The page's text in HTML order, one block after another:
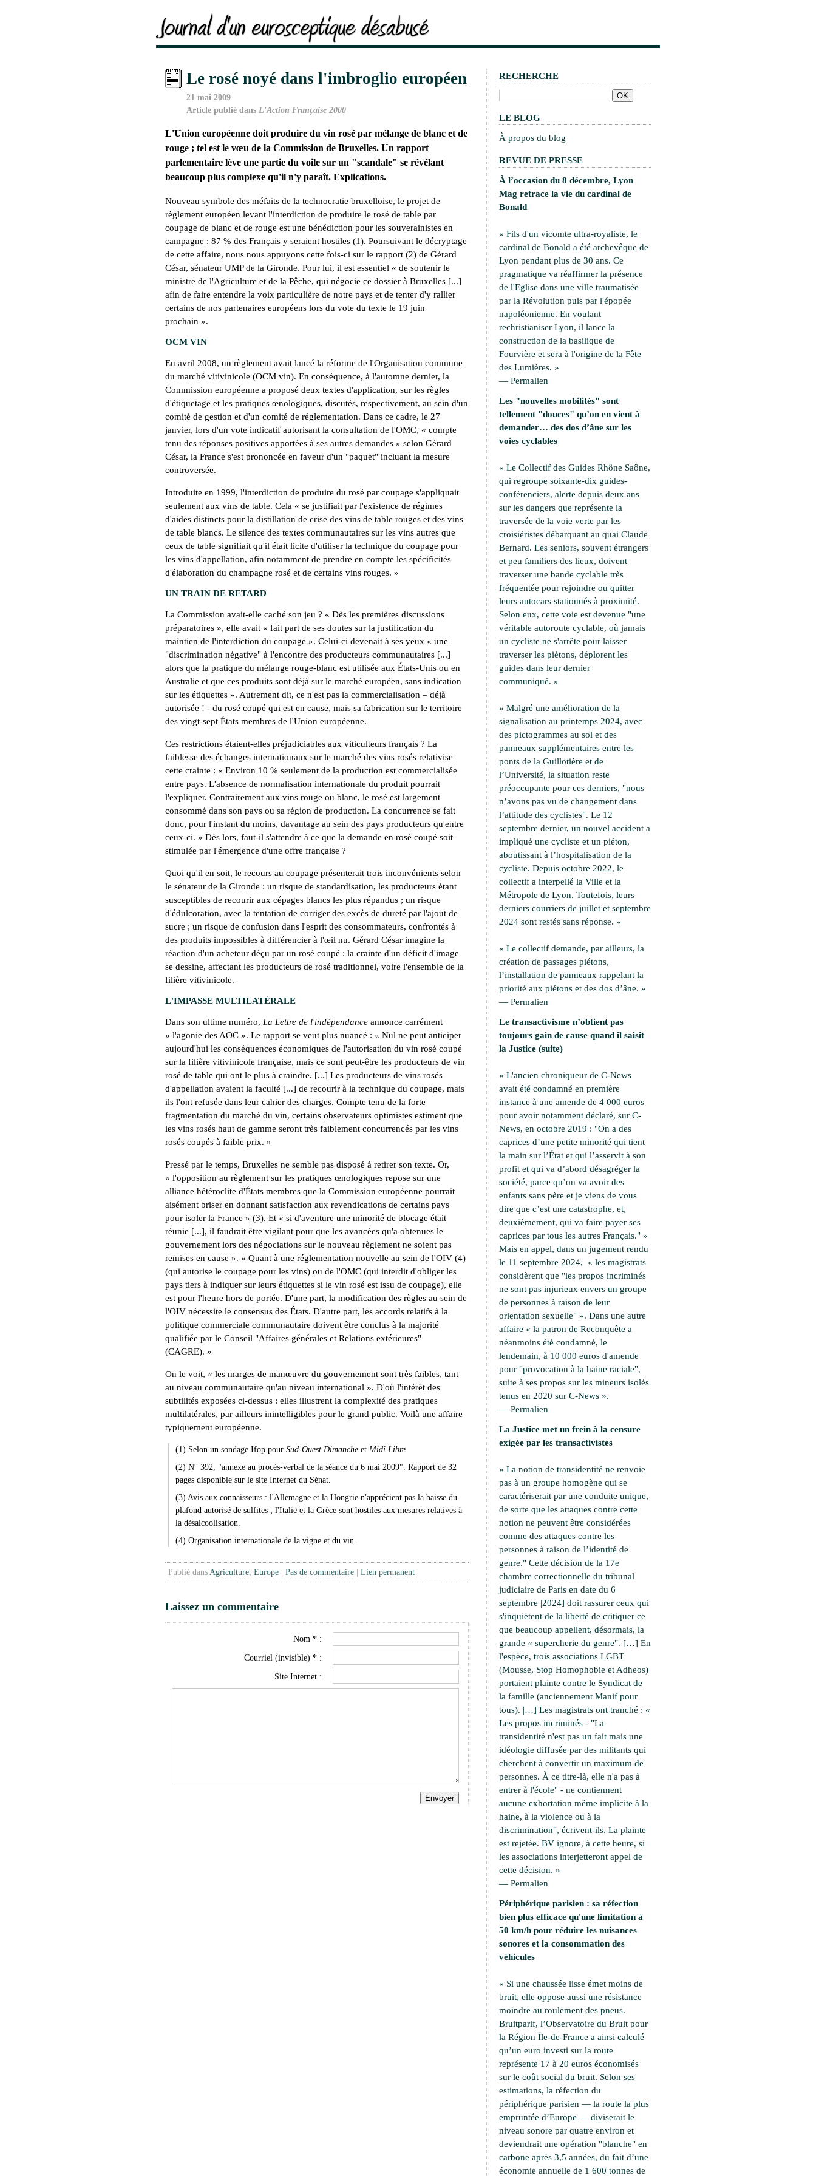
RECHERCHE
LE BLOG
À propos du blog
REVUE DE PRESSE
À l’occasion du 8 décembre, Lyon
Mag retrace la vie du cardinal de
Bonald
« Fils d'un vicomte ultra-royaliste, le
cardinal de Bonald a été archevêque de
Lyon pendant plus de 30 ans. Ce
pragmatique va réaffirmer la présence
de l'Eglise dans une ville traumatisée
par la Révolution puis par l'épopée
napoléonienne. En voulant
rechristianiser Lyon, il lance la
construction de la basilique de
Fourvière et sera à l'origine de la Fête
des Lumières. »
— Permalien
Les "nouvelles mobilités" sont
tellement "douces" qu’on en vient à
demander… des dos d’âne sur les
voies cyclables
« Le Collectif des Guides Rhône Saône,
qui regroupe soixante-dix guides-
conférenciers, alerte depuis deux ans
sur les dangers que représente la
traversée de la voie verte par les
croisiéristes débarquant au quai Claude
Bernard. Les seniors, souvent étrangers
et peu familiers des lieux, doivent
traverser une bande cyclable très
fréquentée pour rejoindre ou quitter
leurs autocars stationnés à proximité.
Selon eux, cette voie est devenue "une
véritable autoroute cyclable, où jamais
un cycliste ne s'arrête pour laisser
traverser les piétons, déplorent les
guides dans leur dernier
communiqué. »
« Malgré une amélioration de la
signalisation au printemps 2024, avec
des pictogrammes au sol et des
panneaux supplémentaires entre les
ponts de la Guillotière et de
l’Université, la situation reste
préoccupante pour ces derniers, "nous
n’avons pas vu de changement dans
l’attitude des cyclistes". Le 12
septembre dernier, un nouvel accident a
impliqué une cycliste et un piéton,
aboutissant à l’hospitalisation de la
cycliste. Depuis octobre 2022, le
collectif a interpellé la Ville et la
Métropole de Lyon. Toutefois, leurs
derniers courriers de juillet et septembre
2024 sont restés sans réponse. »
« Le collectif demande, par ailleurs, la
création de passages piétons,
l’installation de panneaux rappelant la
priorité aux piétons et des dos d’âne. »
— Permalien
Le transactivisme n’obtient pas
toujours gain de cause quand il saisit
la Justice (suite)
« L'ancien chroniqueur de C-News
avait été condamné en première
instance à une amende de 4 000 euros
pour avoir notamment déclaré, sur C-
News, en octobre 2019 : "On a des
caprices d’une petite minorité qui tient
la main sur l’État et qui l’asservit à son
profit et qui va d’abord désagréger la
société, parce qu’on va avoir des
enfants sans père et je viens de vous
dire que c’est une catastrophe, et,
deuxièmement, qui va faire payer ses
caprices par tous les autres Français." »
Mais en appel, dans un jugement rendu
le 11 septembre 2024, « les magistrats
considèrent que "les propos incriminés
ne sont pas injurieux envers un groupe
de personnes à raison de leur
orientation sexuelle" ». Dans une autre
affaire « la patron de Reconquête a
néanmoins été condamné, le
lendemain, à 10 000 euros d'amende
pour "provocation à la haine raciale",
suite à ses propos sur les mineurs isolés
tenus en 2020 sur C-News ».
— Permalien
La Justice met un frein à la censure
exigée par les transactivistes
« La notion de transidentité ne renvoie
pas à un groupe homogène qui se
caractériserait par une conduite unique,
de sorte que les attaques contre cette
notion ne peuvent être considérées
comme des attaques contre les
personnes à raison de l’identité de
genre." Cette décision de la 17e
chambre correctionnelle du tribunal
judiciaire de Paris en date du 6
septembre |2024] doit rassurer ceux qui
s'inquiètent de la liberté de critiquer ce
que beaucoup appellent, désormais, la
grande « supercherie du genre". […] En
l'espèce, trois associations LGBT
(Mousse, Stop Homophobie et Adheos)
portaient plainte contre le Syndicat de
la famille (anciennement Manif pour
tous). |…] Les magistrats ont tranché : «
Les propos incriminés - "La
transidentité n'est pas un fait mais une
idéologie diffusée par des militants qui
cherchent à convertir un maximum de
personnes. À ce titre-là, elle n'a pas à
entrer à l'école" - ne contiennent
aucune exhortation même implicite à la
haine, à la violence ou à la
discrimination", écrivent-ils. La plainte
est rejetée. BV ignore, à cette heure, si
les associations interjetteront appel de
cette décision. »
— Permalien
Périphérique parisien : sa réfection
bien plus efficace qu'une limitation à
50 km/h pour réduire les nuisances
sonores et la consommation des
véhicules
« Si une chaussée lisse émet moins de
bruit, elle oppose aussi une résistance
moindre au roulement des pneus.
Bruitparif, l’Observatoire du Bruit pour
la Région Île-de-France a ainsi calculé
qu’un euro investi sur la route
représente 17 à 20 euros économisés
sur le coût social du bruit. Selon ses
estimations, la réfection du
périphérique parisien — la route la plus
empruntée d’Europe — diviserait le
niveau sonore par quatre environ et
deviendrait une opération "blanche" en
carbone après 3,5 années, du fait d’une
économie annuelle de 1 600 tonnes de
Le rosé noyé dans l'imbroglio européen
21 mai 2009
Article publié dans L'Action Française 2000
L'Union européenne doit produire du vin rosé par mélange de blanc et de
rouge ; tel est le vœu de la Commission de Bruxelles. Un rapport
parlementaire lève une partie du voile sur un "scandale" se révélant
beaucoup plus complexe qu'il n'y paraît. Explications.
Nouveau symbole des méfaits de la technocratie bruxelloise, le projet de
règlement européen levant l'interdiction de produire le rosé de table par
coupage de blanc et de rouge est une bénédiction pour les souverainistes en
campagne : 87 % des Français y seraient hostiles (1). Poursuivant le décryptage
de cette affaire, nous nous appuyons cette fois-ci sur le rapport (2) de Gérard
César, sénateur UMP de la Gironde. Pour lui, il est essentiel « de soutenir le
ministre de l'Agriculture et de la Pêche, qui négocie ce dossier à Bruxelles [...]
afin de faire entendre la voix particulière de notre pays et de tenter d'y rallier
certains de nos partenaires européens lors du vote du texte le 19 juin
prochain ».
OCM VIN
En avril 2008, un règlement avait lancé la réforme de l'Organisation commune
du marché vitivinicole (OCM vin). En conséquence, à l'automne dernier, la
Commission européenne a proposé deux textes d'application, sur les règles
d'étiquetage et les pratiques œnologiques, discutés, respectivement, au sein d'un
comité de gestion et d'un comité de réglementation. Dans ce cadre, le 27
janvier, lors d'un vote indicatif autorisant la consultation de l'OMC, « compte
tenu des réponses positives apportées à ses autres demandes » selon Gérard
César, la France s'est prononcée en faveur d'un "paquet" incluant la mesure
controversée.
Introduite en 1999, l'interdiction de produire du rosé par coupage s'appliquait
seulement aux vins de table. Cela « se justifiait par l'existence de régimes
d'aides distincts pour la distillation de crise des vins de table rouges et des vins
de table blancs. Le silence des textes communautaires sur les vins autres que
ceux de table signifiait qu'il était licite d'utiliser la technique du coupage pour
les vins d'appellation, afin notamment de prendre en compte les spécificités
d'élaboration du champagne rosé et de certains vins rouges. »
UN TRAIN DE RETARD
La Commission avait-elle caché son jeu ? « Dès les premières discussions
préparatoires », elle avait « fait part de ses doutes sur la justification du
maintien de l'interdiction du coupage ». Celui-ci devenait à ses yeux « une
"discrimination négative" à l'encontre des producteurs communautaires [...]
alors que la pratique du mélange rouge-blanc est utilisée aux États-Unis ou en
Australie et que ces produits sont déjà sur le marché européen, sans indication
sur les étiquettes ». Autrement dit, ce n'est pas la commercialisation – déjà
autorisée ! - du rosé coupé qui est en cause, mais sa fabrication sur le territoire
des vingt-sept États membres de l'Union européenne.
Ces restrictions étaient-elles préjudiciables aux viticulteurs français ? La
faiblesse des échanges internationaux sur le marché des vins rosés relativise
cette crainte : « Environ 10 % seulement de la production est commercialisée
entre pays. L'absence de normalisation internationale du produit pourrait
l'expliquer. Contrairement aux vins rouge ou blanc, le rosé est largement
consommé dans son pays ou sa région de production. La concurrence se fait
donc, pour l'instant du moins, davantage au sein des pays producteurs qu'entre
ceux-ci. » Dès lors, faut-il s'attendre à ce que la demande en rosé coupé soit
stimulée par l'émergence d'une offre française ?
Quoi qu'il en soit, le recours au coupage présenterait trois inconvénients selon
le sénateur de la Gironde : un risque de standardisation, les producteurs étant
susceptibles de recourir aux cépages blancs les plus répandus ; un risque
d'édulcoration, avec la tentation de corriger des excès de dureté par l'ajout de
sucre ; un risque de confusion dans l'esprit des consommateurs, confrontés à
des produits impossibles à différencier à l'œil nu. Gérard César imagine la
réaction d'un acheteur déçu par un rosé coupé : la crainte d'un déficit d'image
se dessine, affectant les producteurs de rosé traditionnel, voire l'ensemble de la
filière vitivinicole.
L'IMPASSE MULTILATÉRALE
Dans son ultime numéro, La Lettre de l'indépendance annonce carrément
« l'agonie des AOC ». Le rapport se veut plus nuancé : « Nul ne peut anticiper
aujourd'hui les conséquences économiques de l'autorisation du vin rosé coupé
sur la filière vitivinicole française, mais ce sont peut-être les producteurs de vin
rosé de table qui ont le plus à craindre. [...] Les producteurs de vins rosés
d'appellation avaient la faculté [...] de recourir à la technique du coupage, mais
ils l'ont refusée dans leur cahier des charges. Compte tenu de la forte
fragmentation du marché du vin, certains observateurs optimistes estiment que
les vins rosés haut de gamme seront très faiblement concurrencés par les vins
rosés coupés à faible prix. »
Pressé par le temps, Bruxelles ne semble pas disposé à retirer son texte. Or,
« l'opposition au règlement sur les pratiques œnologiques repose sur une
alliance hétéroclite d'États membres que la Commission européenne pourrait
aisément briser en donnant satisfaction aux revendications de certains pays
pour isoler la France » (3). Et « si d'aventure une minorité de blocage était
réunie [...], il faudrait être vigilant pour que les avancées qu'a obtenues le
gouvernement lors des négociations sur le nouveau règlement ne soient pas
remises en cause ». « Quant à une réglementation nouvelle au sein de l'OIV (4)
(qui autorise le coupage pour les vins) ou de l'OMC (qui interdit d'obliger les
pays tiers à indiquer sur leurs étiquettes si le vin rosé est issu de coupage), elle
est pour l'heure hors de portée. D'une part, la modification des règles au sein de
l'OIV nécessite le consensus des États. D'autre part, les accords relatifs à la
politique commerciale communautaire doivent être conclus à la majorité
qualifiée par le Conseil "Affaires générales et Relations extérieures"
(CAGRE). »
On le voit, « les marges de manœuvre du gouvernement sont très faibles, tant
au niveau communautaire qu'au niveau international ». D'où l'intérêt des
subtilités exposées ci-dessus : elles illustrent la complexité des pratiques
multilatérales, par ailleurs inintelligibles pour le grand public. Voilà une affaire
typiquement européenne.
(1) Selon un sondage Ifop pour Sud-Ouest Dimanche et Midi Libre.
(2) N° 392, "annexe au procès-verbal de la séance du 6 mai 2009". Rapport de 32
pages disponible sur le site Internet du Sénat.
(3) Avis aux connaisseurs : l'Allemagne et la Hongrie n'apprécient pas la baisse du
plafond autorisé de sulfites ; l'Italie et la Grèce sont hostiles aux mesures relatives à
la désalcoolisation.
(4) Organisation internationale de la vigne et du vin.
Publié dans Agriculture, Europe Pas de commentaire Lien permanent
Laissez un commentaire
Nom * :
Courriel (invisible) * :
Site Internet :